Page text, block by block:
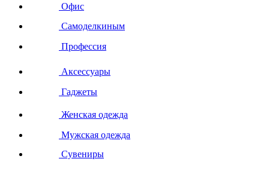
Офис
Самоделкиным
Профессия
Аксессуары
Гаджеты
Женская одежда
Мужская одежда
Сувениры